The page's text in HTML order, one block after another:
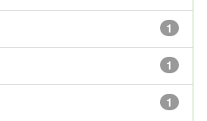
1
1
1